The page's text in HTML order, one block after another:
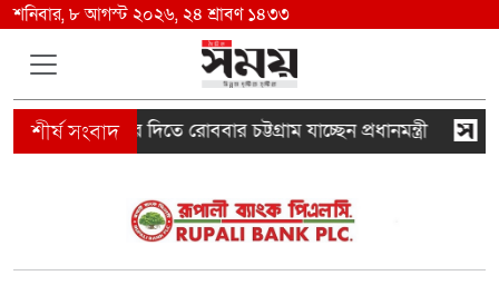
শনিবার, ৮ আগস্ট ২০২৬, ২৪ শ্রাবণ ১৪৩৩
উপহার দিতে রোববার চট্টগ্রাম যাচ্ছেন প্রধানমন্ত্রী